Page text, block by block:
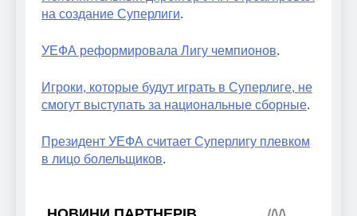
на создание Суперлиги.
УЕФА реформировала Лигу чемпионов.
Игроки, которые будут играть в Суперлиге, не
смогут выступать за национальные сборные.
Президент УЕФА считает Суперлигу плевком
в лицо болельщиков.